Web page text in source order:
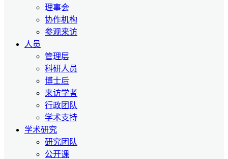
理事会
协作机构
参观来访
人员
管理层
科研人员
博士后
来访学者
行政团队
学术支持
学术研究
研究团队
公开课